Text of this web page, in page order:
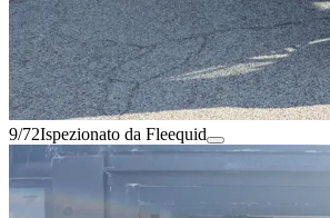
9/72Ispezionato da Fleequid